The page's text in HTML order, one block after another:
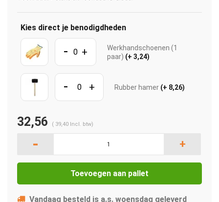
Kies direct je benodigdheden
- +
Werkhandschoenen (1
paar) (+ 3,24)
- + Rubber hamer (+ 8,26)
32,56 ( 39,40 Incl. btw)
- +
Toevoegen aan pallet
Vandaag besteld is a.s. woensdag geleverd